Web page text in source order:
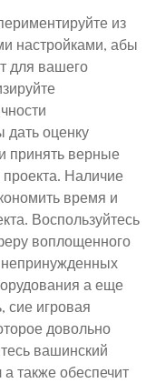
из
настройками, абы
для вашего
дать оценку
принять верные
Наличие
время и
Воспользуйтесь
воплощенного
непринужденных
а еще
сие игровая
довольно
вашинский
также обеспечит